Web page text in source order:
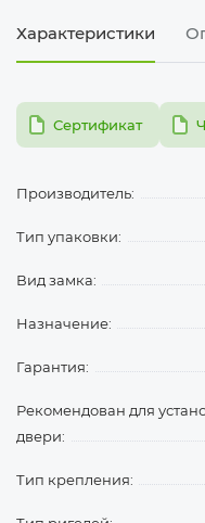
Характеристики
pdfСертификат pdf
Производитель:
Тип упаковки:
Вид замка:
Назначение:
Гарантия:
Рекомендован для
двери:
Тип крепления: